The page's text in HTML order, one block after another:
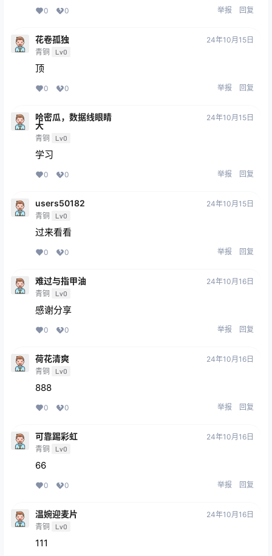
0 0 举报 回复
花卷孤独
青铜 Lv0
24年10月15日
顶
0 0 举报 回复
哈密瓜，数据线眼睛
大
青铜 Lv0
24年10月15日
学习
0 0 举报 回复
users50182
青铜 Lv0
24年10月15日
过来看看
0 0 举报 回复
难过与指甲油
青铜 Lv0
24年10月16日
感谢分享
0 0 举报 回复
荷花清爽
青铜 Lv0
24年10月16日
888
0 0 举报 回复
可靠踢彩虹
青铜 Lv0
24年10月16日
66
0 0 举报 回复
温婉迎麦片
青铜 Lv0
24年10月16日
111